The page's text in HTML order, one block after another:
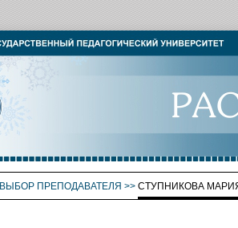
ВЫБОР ПРЕПОДАВАТЕЛЯ >> СТУПНИКОВА